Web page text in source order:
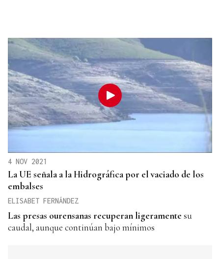
4 NOV 2021
La UE señala a la Hidrográfica por el vaciado de los
embalses
ELISABET FERNÁNDEZ
Las presas ourensanas recuperan ligeramente su
caudal, aunque continúan bajo mínimos